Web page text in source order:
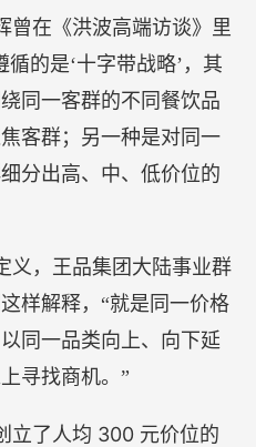
曾在《洪波高端访谈》里
的是‘十字带战略’，其
同一客群的不同餐饮品
客群；另一种是对同一
分出高、中、低价位的
义，王品集团大陆事业群
样解释，“就是同一价格
同一品类向上、向下延
寻找商机。”
立了人均 300 元价位的